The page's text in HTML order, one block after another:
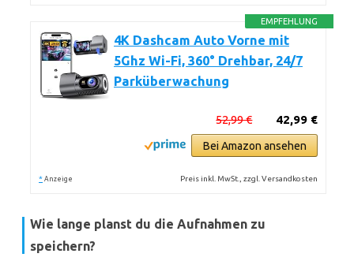
EMPFEHLUNG
4K Dashcam Auto Vorne mit
5Ghz Wi-Fi, 360° Drehbar, 24/7
Parküberwachung
42,99 €
52,99 €
Bei Amazon ansehen
* Anzeige Preis inkl. MwSt., zzgl. Versandkosten
Wie lange planst du die Aufnahmen zu
speichern?